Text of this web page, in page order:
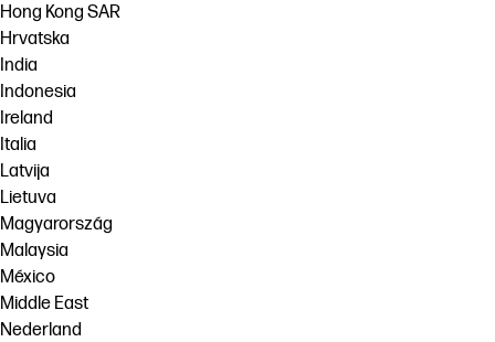
Hong Kong SAR
Hrvatska
India
Indonesia
Ireland
Italia
Latvija
Lietuva
Magyarország
Malaysia
México
Middle East
Nederland